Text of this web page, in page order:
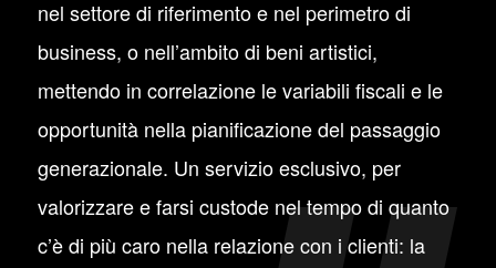
nel settore di riferimento e nel perimetro di
business, o nell’ambito di beni artistici,
mettendo in correlazione le variabili fiscali e le
opportunità nella pianificazione del passaggio
generazionale. Un servizio esclusivo, per
valorizzare e farsi custode nel tempo di quanto
c’è di più caro nella relazione con i clienti: la